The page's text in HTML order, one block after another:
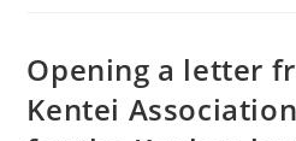
1
に
3
第
１
Opening a letter
Kentei